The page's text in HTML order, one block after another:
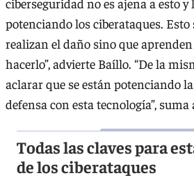
potenciando los ciberataques. Esto
realizan el daño sino que
hacerlo”, advierte Baíllo. “De la
aclarar que se están potenciando
defensa con esta tecnología”, suma
Todas las claves para
de los ciberataques